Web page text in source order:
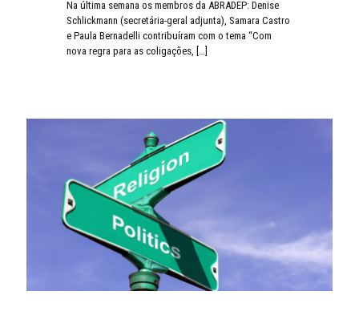
Na última semana os membros da ABRADEP: Denise
Schlickmann (secretária-geral adjunta), Samara Castro
e Paula Bernadelli contribuíram com o tema “Com
nova regra para as coligações, […]